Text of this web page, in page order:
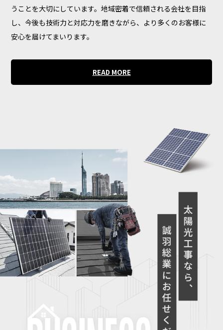
うことを大切にしています。地域密着で信頼される会社を目指
し、今後も技術力と対応力を磨きながら、より多くのお客様に
安心を届けてまいります。
READ MORE